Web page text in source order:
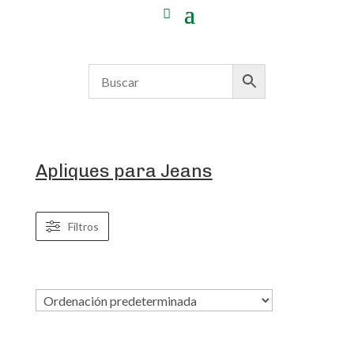
Apliques para Jeans
Filtros